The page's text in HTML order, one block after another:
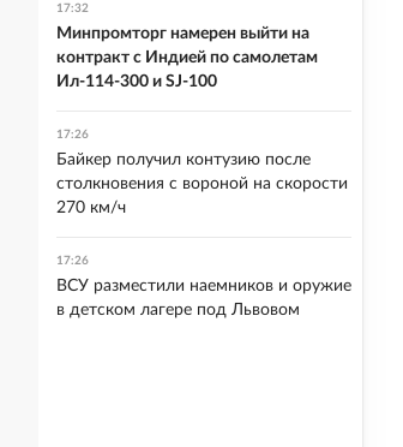
17:32
Минпромторг намерен выйти на
контракт с Индией по самолетам
Ил-114-300 и SJ-100
17:26
Байкер получил контузию после
столкновения с вороной на скорости
270 км/ч
17:26
ВСУ разместили наемников и оружие
в детском лагере под Львовом